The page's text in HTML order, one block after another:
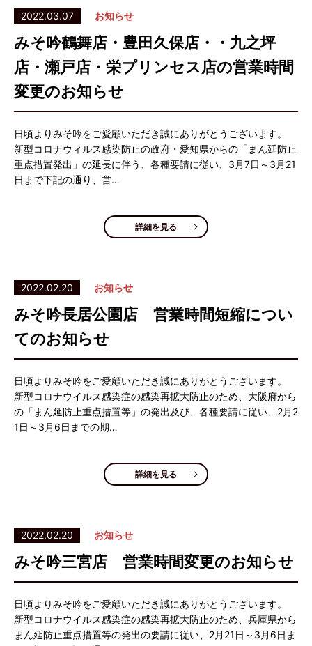
2022.03.07 お知らせ
みそ吟鶴舞店・豊田久保店・・九之坪
店・瀬戸店・栄プリンセス店の営業時間
変更のお知らせ
日頃よりみそ吟をご愛顧いただき誠にありがとうございます。
新型コロナウィルス感染防止の政府・愛知県からの「まん延防止
重点措置発出」の延長に伴う、各種要請に従い、3月7日～3月21
日まで下記の通り、営…
詳細を見る
2022.02.20 お知らせ
みそ吟長居公園店 営業時間短縮につい
てのお知らせ
日頃よりみそ吟をご愛顧いただき誠にありがとうございます。
新型コロナウイルス感染症の感染再拡大防止のため、大阪府から
の「まん延防止重点措置等」の発出及び、各種要請に従い、2月2
1日～3月6日までの期…
詳細を見る
2022.02.20 お知らせ
みそ吟三宮店 営業時間変更のお知らせ
日頃よりみそ吟をご愛顧いただき誠にありがとうございます。
新型コロナウイルス感染症の感染再拡大防止のため、兵庫県から
まん延防止重点措置等の発出の要請に従い、2月21日～3月6日ま